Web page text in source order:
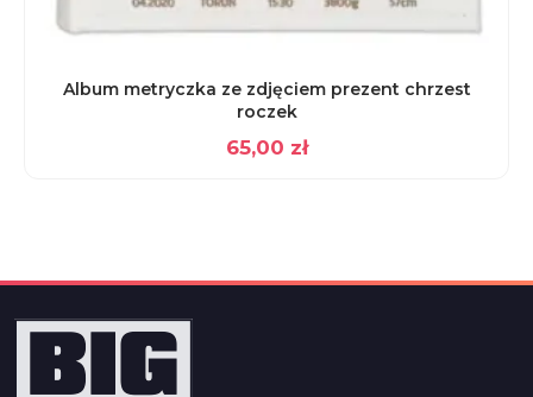
Album metryczka ze zdjęciem prezent chrzest
roczek
65,00 zł